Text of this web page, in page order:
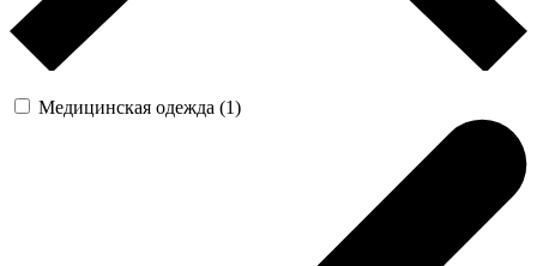
Медицинская одежда (1)